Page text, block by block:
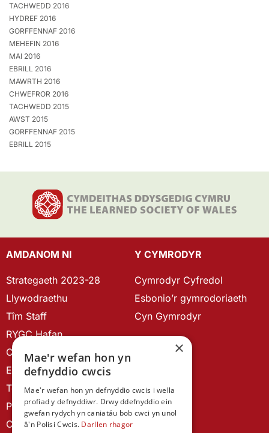
TACHWEDD 2016
HYDREF 2016
GORFFENNAF 2016
MEHEFIN 2016
MAI 2016
EBRILL 2016
MAWRTH 2016
CHWEFROR 2016
TACHWEDD 2015
AWST 2015
GORFFENNAF 2015
EBRILL 2015
AMDANOM NI
Strategaeth 2023-28
Llywodraethu
Tîm Staff
RYGC Hafan
Canllawiau brandio
Ein Hanes
Telerau ac Amodau
Polisi Preifatrwydd
Cysylltu â ni
Y CYMRODYR
Cymrodyr Cyfredol
Esbonio’r gymrodoriaeth
Cyn Gymrodyr
×
Mae'r wefan hon yn
defnyddio cwcis
Mae'r wefan hon yn defnyddio cwcis i wella
profiad y defnyddiwr. Drwy ddefnyddio ein
gwefan rydych yn caniatáu bob cwci yn unol
â'n Polisi Cwcis. Darllen rhagor